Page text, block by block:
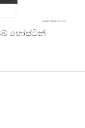
හෝස්ටින්